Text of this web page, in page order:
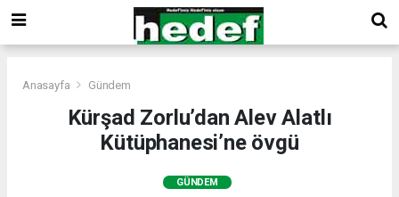
Anasayfa Gündem
Kürşad Zorlu’dan Alev Alatlı
Kütüphanesi’ne övgü
GÜNDEM